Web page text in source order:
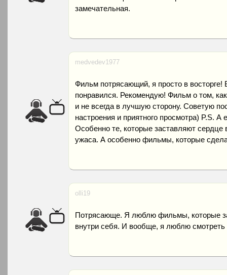
замечательная.
medvedev1977
Фильм потрясающий, я просто в
понравился. Рекомендую! Фильм о том,
и не всегда в лучшую сторону. Советую
настроения и приятного просмотра) P.S.
Особенно те, которые заставляют сердце
ужаса. А особенно фильмы, которые
olli19
Потрясающе. Я люблю фильмы, которые
внутри себя. И вообще, я люблю